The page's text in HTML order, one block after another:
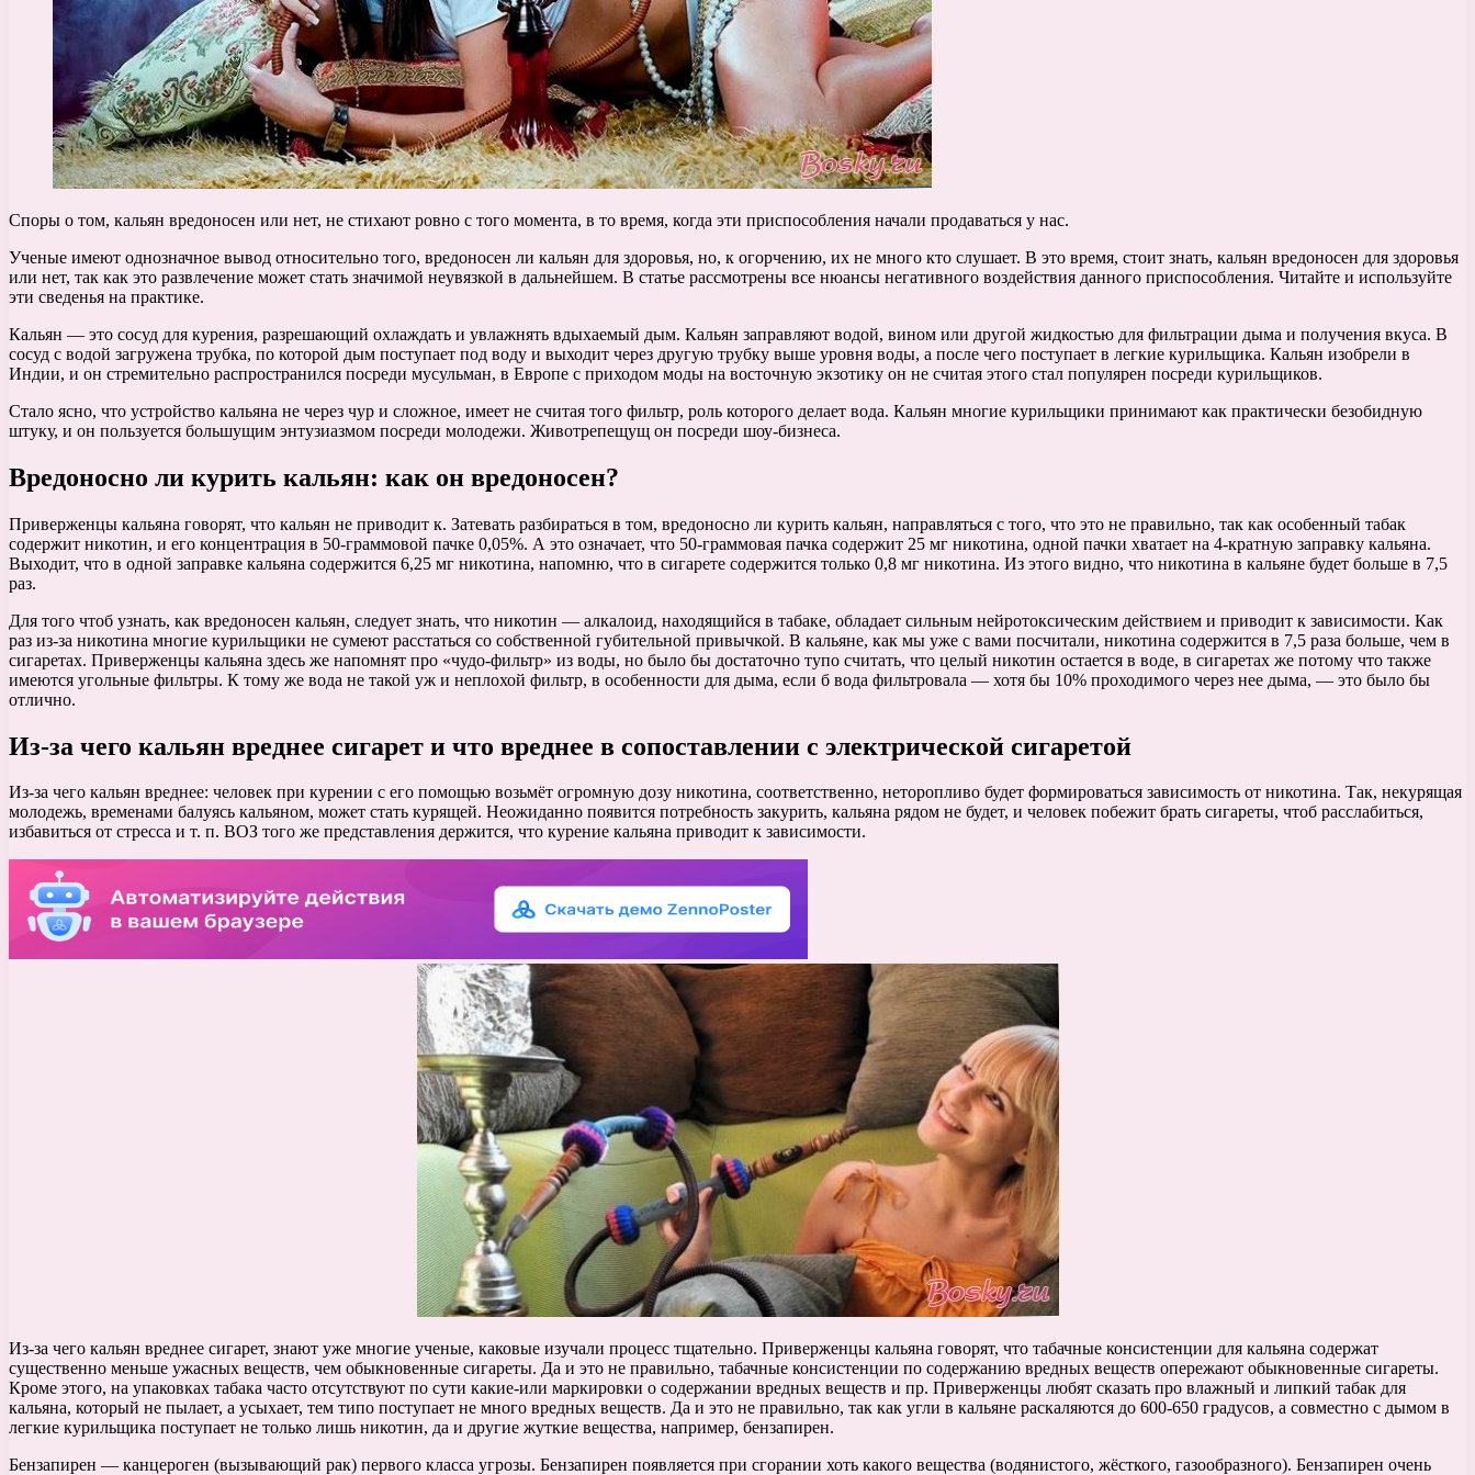
Споры о том, кальян вредоносен или нет, не стихают ровно с того момента, в то время, когда эти приспособления начали продаваться у нас.
Ученые имеют однозначное вывод относительно того, вредоносен ли кальян для здоровья, но, к огорчению, их не много кто слушает. В это время, стоит знать, кальян вредоносен для здоровья
или нет, так как это развлечение может стать значимой неувязкой в дальнейшем. В статье рассмотрены все нюансы негативного воздействия данного приспособления. Читайте и используйте
эти сведенья на практике.
Кальян — это сосуд для курения, разрешающий охлаждать и увлажнять вдыхаемый дым. Кальян заправляют водой, вином или другой жидкостью для фильтрации дыма и получения вкуса. В
сосуд с водой загружена трубка, по которой дым поступает под воду и выходит через другую трубку выше уровня воды, а после чего поступает в легкие курильщика. Кальян изобрели в
Индии, и он стремительно распространился посреди мусульман, в Европе с приходом моды на восточную экзотику он не считая этого стал популярен посреди курильщиков.
Стало ясно, что устройство кальяна не через чур и сложное, имеет не считая того фильтр, роль которого делает вода. Кальян многие курильщики принимают как практически безобидную
штуку, и он пользуется большущим энтузиазмом посреди молодежи. Животрепещущ он посреди шоу-бизнеса.
Вредоносно ли курить кальян: как он вредоносен?
Приверженцы кальяна говорят, что кальян не приводит к. Затевать разбираться в том, вредоносно ли курить кальян, направляться с того, что это не правильно, так как особенный табак
содержит никотин, и его концентрация в 50-граммовой пачке 0,05%. А это означает, что 50-граммовая пачка содержит 25 мг никотина, одной пачки хватает на 4-кратную заправку кальяна.
Выходит, что в одной заправке кальяна содержится 6,25 мг никотина, напомню, что в сигарете содержится только 0,8 мг никотина. Из этого видно, что никотина в кальяне будет больше в 7,5
раз.
Для того чтоб узнать, как вредоносен кальян, следует знать, что никотин — алкалоид, находящийся в табаке, обладает сильным нейротоксическим действием и приводит к зависимости. Как
раз из-за никотина многие курильщики не сумеют расстаться со собственной губительной привычкой. В кальяне, как мы уже с вами посчитали, никотина содержится в 7,5 раза больше, чем в
сигаретах. Приверженцы кальяна здесь же напомнят про «чудо-фильтр» из воды, но было бы достаточно тупо считать, что целый никотин остается в воде, в сигаретах же потому что также
имеются угольные фильтры. К тому же вода не такой уж и неплохой фильтр, в особенности для дыма, если б вода фильтровала — хотя бы 10% проходимого через нее дыма, — это было бы
отлично.
Из-за чего кальян вреднее сигарет и что вреднее в сопоставлении с электрической сигаретой
Из-за чего кальян вреднее: человек при курении с его помощью возьмёт огромную дозу никотина, соответственно, неторопливо будет формироваться зависимость от никотина. Так, некурящая
молодежь, временами балуясь кальяном, может стать курящей. Неожиданно появится потребность закурить, кальяна рядом не будет, и человек побежит брать сигареты, чтоб расслабиться,
избавиться от стресса и т. п. ВОЗ того же представления держится, что курение кальяна приводит к зависимости.
Из-за чего кальян вреднее сигарет, знают уже многие ученые, каковые изучали процесс тщательно. Приверженцы кальяна говорят, что табачные консистенции для кальяна содержат
существенно меньше ужасных веществ, чем обыкновенные сигареты. Да и это не правильно, табачные консистенции по содержанию вредных веществ опережают обыкновенные сигареты.
Кроме этого, на упаковках табака часто отсутствуют по сути какие-или маркировки о содержании вредных веществ и пр. Приверженцы любят сказать про влажный и липкий табак для
кальяна, который не пылает, а усыхает, тем типо поступает не много вредных веществ. Да и это не правильно, так как угли в кальяне раскаляются до 600-650 градусов, а совместно с дымом в
легкие курильщика поступает не только лишь никотин, да и другие жуткие вещества, например, бензапирен.
Бензапирен — канцероген (вызывающий рак) первого класса угрозы. Бензапирен появляется при сгорании хоть какого вещества (водянистого, жёсткого, газообразного). Бензапирен очень